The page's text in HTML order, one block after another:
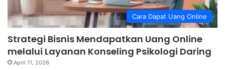
Cara Dapat Uang Online
Strategi Bisnis Mendapatkan Uang Online
melalui Layanan Konseling Psikologi Daring
April 11, 2026